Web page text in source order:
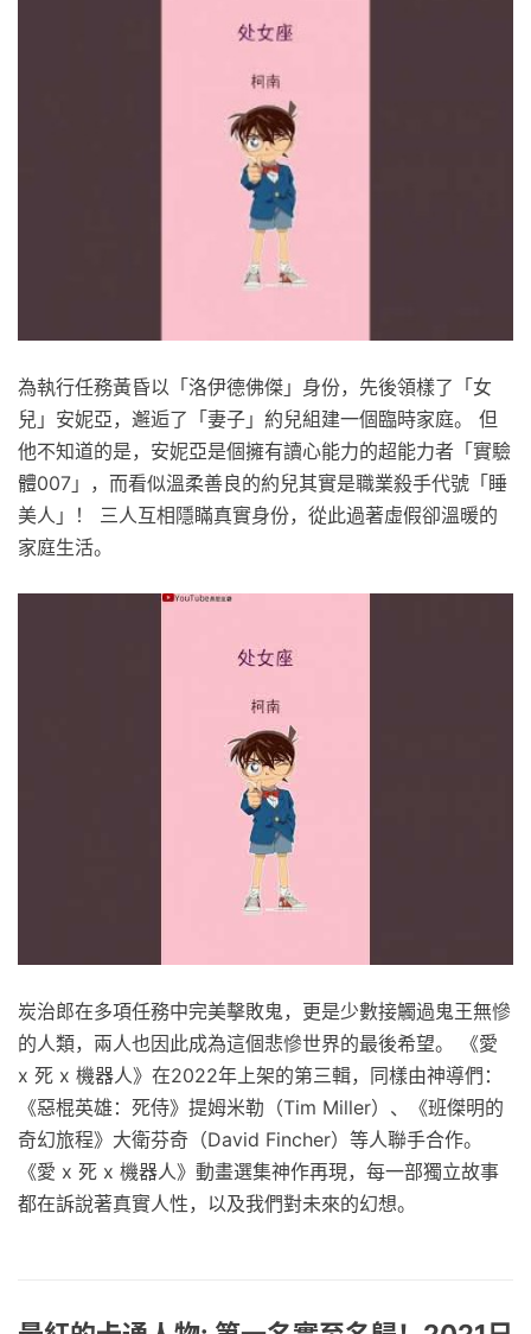
為執行任務黃昏以「洛伊德佛傑」身份，先後領樣了「女
兒」安妮亞，邂逅了「妻子」約兒組建一個臨時家庭。 但
他不知道的是，安妮亞是個擁有讀心能力的超能力者「實驗
體007」，而看似溫柔善良的約兒其實是職業殺手代號「睡
美人」！ 三人互相隱瞞真實身份，從此過著虛假卻溫暖的
家庭生活。
炭治郎在多項任務中完美擊敗鬼，更是少數接觸過鬼王無慘
的人類，兩人也因此成為這個悲慘世界的最後希望。 《愛
x 死 x 機器人》在2022年上架的第三輯，同樣由神導們：
《惡棍英雄：死侍》提姆米勒（Tim Miller）、《班傑明的
奇幻旅程》大衛芬奇（David Fincher）等人聯手合作。
《愛 x 死 x 機器人》動畫選集神作再現，每一部獨立故事
都在訴說著真實人性，以及我們對未來的幻想。